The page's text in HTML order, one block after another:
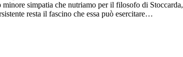
simpatia che nutriamo per il filosofo di Stoccarda,
resta il fascino che essa può esercitare…